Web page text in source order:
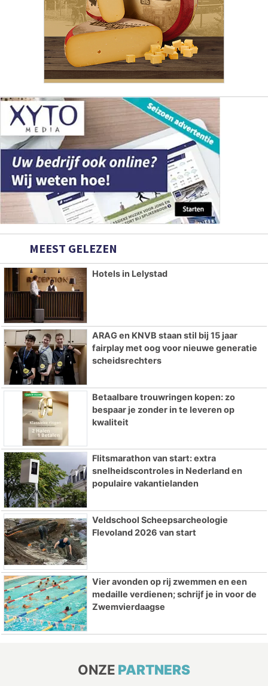
MEEST GELEZEN
Hotels in Lelystad
ARAG en KNVB staan stil bij 15 jaar
fairplay met oog voor nieuwe generatie
scheidsrechters
Betaalbare trouwringen kopen: zo
bespaar je zonder in te leveren op
kwaliteit
Flitsmarathon van start: extra
snelheidscontroles in Nederland en
populaire vakantielanden
Veldschool Scheepsarcheologie
Flevoland 2026 van start
Vier avonden op rij zwemmen en een
medaille verdienen; schrijf je in voor de
Zwemvierdaagse
ONZE PARTNERS